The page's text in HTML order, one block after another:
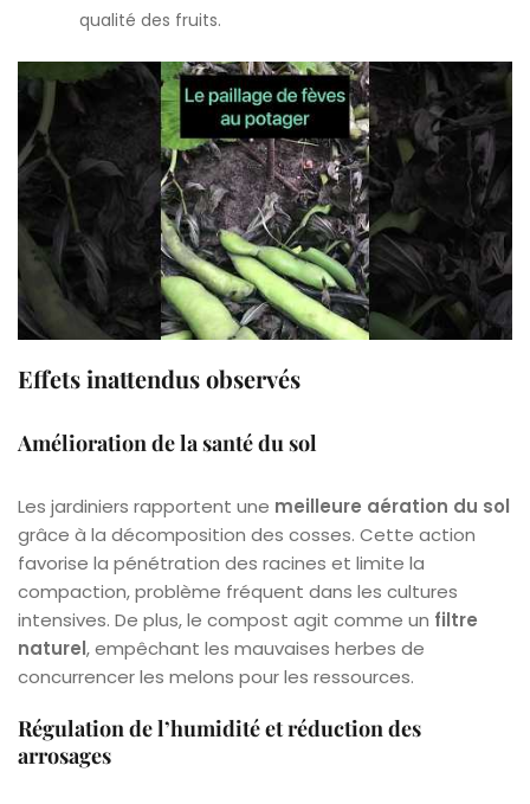
qualité des fruits.
Effets inattendus observés
Amélioration de la santé du sol
Les jardiniers rapportent une meilleure aération du sol
grâce à la décomposition des cosses. Cette action
favorise la pénétration des racines et limite la
compaction, problème fréquent dans les cultures
intensives. De plus, le compost agit comme un filtre
naturel, empêchant les mauvaises herbes de
concurrencer les melons pour les ressources.
Régulation de l’humidité et réduction des
arrosages